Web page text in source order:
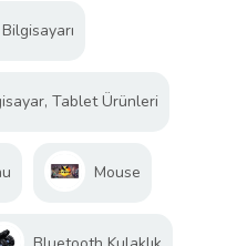
Tablet Ürünleri
Mouse